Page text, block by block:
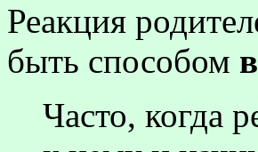
Реакция
быть способом
Часто, когда